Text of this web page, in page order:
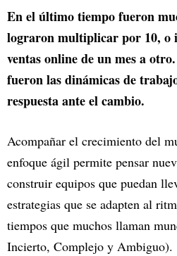
En el último tiempo fueron
lograron multiplicar por 10, o
ventas online de un mes a
fueron las dinámicas de
respuesta ante el cambio.
Acompañar el crecimiento del
enfoque ágil permite pensar
construir equipos que puedan
estrategias que se adapten al
tiempos que muchos llaman
Incierto, Complejo y Ambiguo).